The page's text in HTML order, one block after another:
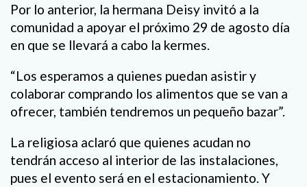
Por lo anterior, la hermana Deisy invitó a la
comunidad a apoyar el próximo 29 de agosto día
en que se llevará a cabo la kermes.
“Los esperamos a quienes puedan asistir y
colaborar comprando los alimentos que se van a
ofrecer, también tendremos un pequeño bazar”.
La religiosa aclaró que quienes acudan no
tendrán acceso al interior de las instalaciones,
pues el evento será en el estacionamiento. Y